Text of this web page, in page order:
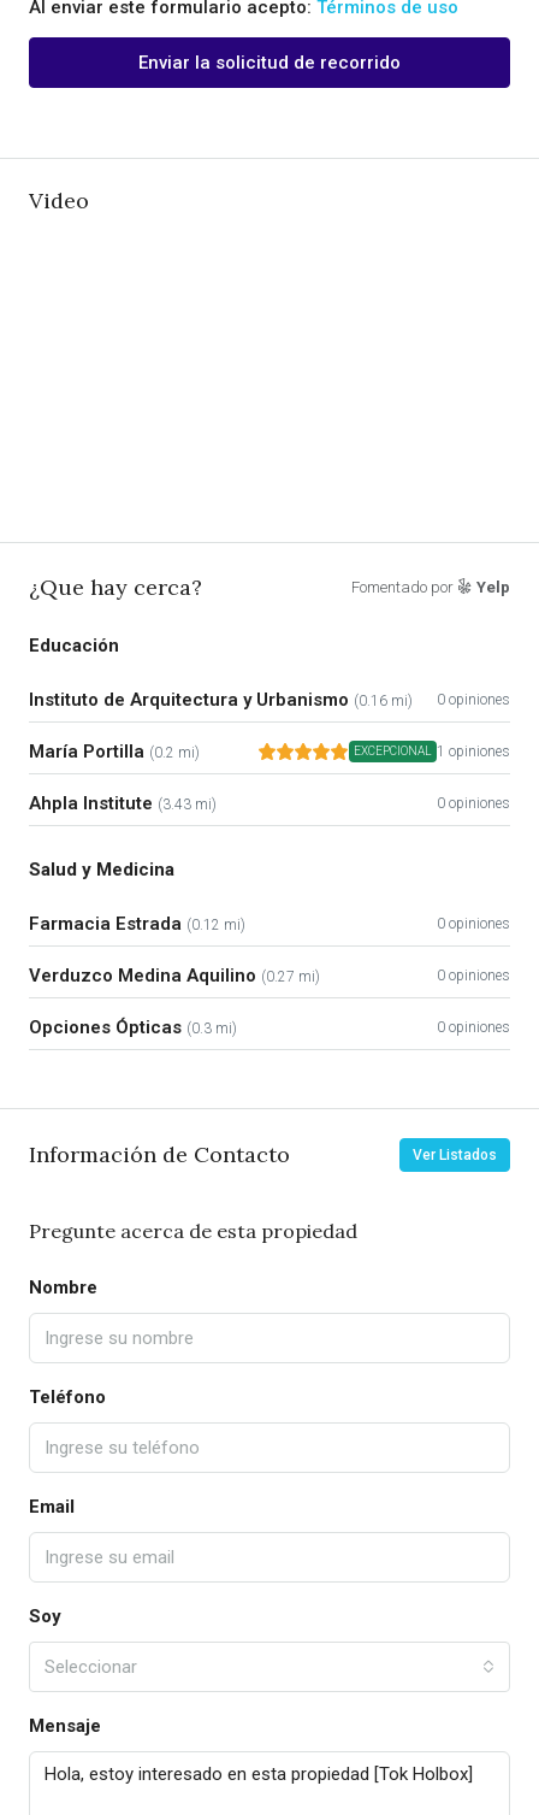
Al enviar este formulario acepto: Términos de uso
Enviar la solicitud de recorrido
Video
¿Que hay cerca? Fomentado por Yelp
Educación
Instituto de Arquitectura y Urbanismo (0.16 mi) 0 opiniones
María Portilla (0.2 mi) EXCEPCIONAL 1 opiniones
Ahpla Institute (3.43 mi) 0 opiniones
Salud y Medicina
Farmacia Estrada (0.12 mi) 0 opiniones
Verduzco Medina Aquilino (0.27 mi) 0 opiniones
Opciones Ópticas (0.3 mi) 0 opiniones
Información de Contacto Ver Listados
Pregunte acerca de esta propiedad
Nombre
Teléfono
Email
Soy
Seleccionar
Mensaje